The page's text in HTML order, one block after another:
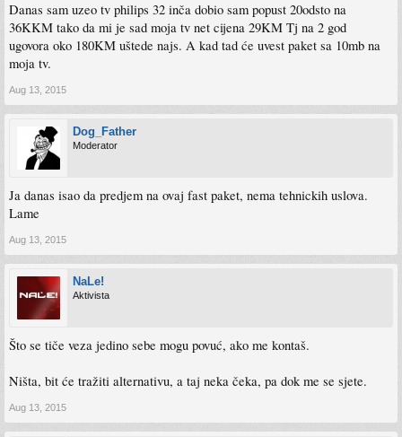
Danas sam uzeo tv philips 32 inča dobio sam popust 20odsto na
36KKM tako da mi je sad moja tv net cijena 29KM Tj na 2 god
ugovora oko 180KM uštede najs. A kad tad će uvest paket sa 10mb na
moja tv.
Aug 13, 2015
Dog_Father
Moderator
Ja danas isao da predjem na ovaj fast paket, nema tehnickih uslova.
Lame
Aug 13, 2015
NaLe!
Aktivista
Što se tiče veza jedino sebe mogu povuć, ako me kontaš.
Ništa, bit će tražiti alternativu, a taj neka čeka, pa dok me se sjete.
Aug 13, 2015